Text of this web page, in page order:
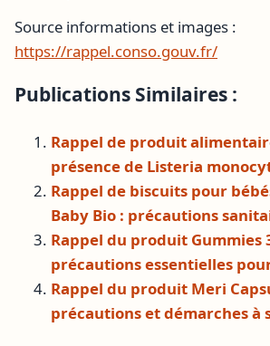
Source informations et images :
https://rappel.conso.gouv.fr/
Publications Similaires :
Rappel de produit
présence de Listeria
Rappel de biscuits pour
Baby Bio : précautions
Rappel du produit Gummies
précautions essentielles
Rappel du produit Meri
précautions et démarches à